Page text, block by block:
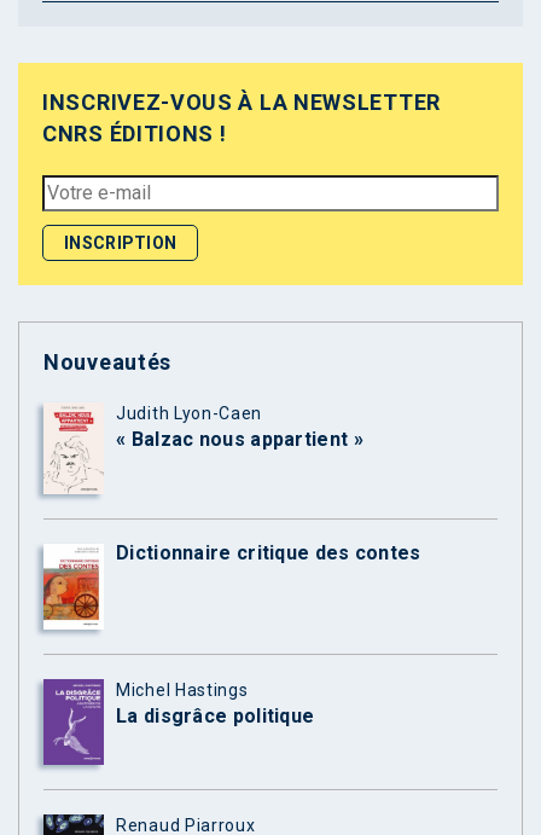
INSCRIVEZ-VOUS À LA NEWSLETTER
CNRS ÉDITIONS !
Nouveautés
Judith Lyon-Caen
« Balzac nous appartient »
Dictionnaire critique des contes
Michel Hastings
La disgrâce politique
Renaud Piarroux